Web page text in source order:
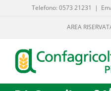
Telefono: 0573 21231 |
AREA